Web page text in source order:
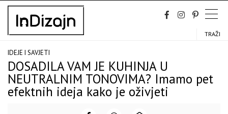
Skip
content
TRAŽI
IDEJE I SAVJETI
DOSADILA VAM JE KUHINJA U
NEUTRALNIM TONOVIMA? Imamo pet
efektnih ideja kako je oživjeti